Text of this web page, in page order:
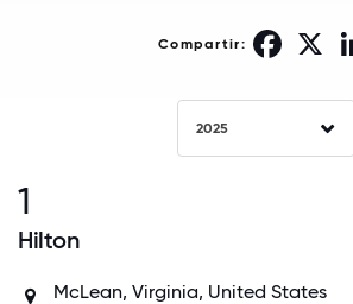
Compartir: Facebook
2025
1
Hilton
McLean, Virginia, United States